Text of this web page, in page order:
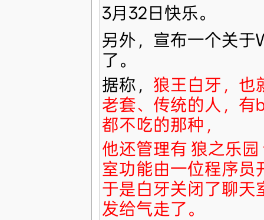
3月32日快乐。
另外，宣布一个关于
了。
据称， 狼王白牙，也
老套、传统的人，有
都不吃的那种，
他还管理有 狼之乐
室功能由一位程序员
于是白牙关闭了聊天
发给气走了。